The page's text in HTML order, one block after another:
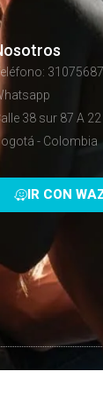
38 sur 87 A 22
- Colombia
IR CON